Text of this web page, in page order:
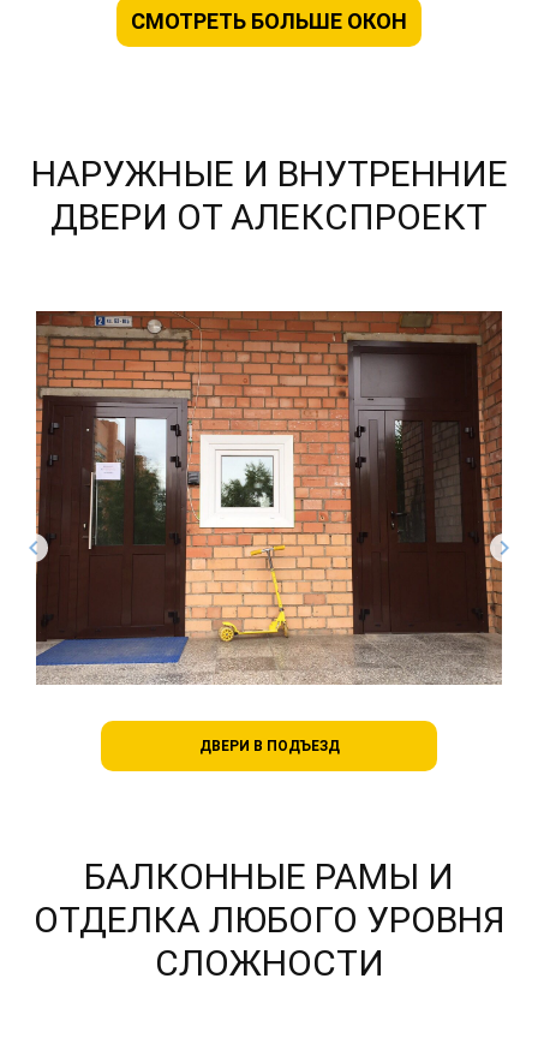
СМОТРЕТЬ БОЛЬШЕ ОКОН
НАРУЖНЫЕ И ВНУТРЕННИЕ
ДВЕРИ ОТ АЛЕКСПРОЕКТ
ВНУТРЕННИЕ ДВЕРИ
chevron_left chevron_right
БАЛКОННЫЕ РАМЫ И
ОТДЕЛКА ЛЮБОГО УРОВНЯ
СЛОЖНОСТИ